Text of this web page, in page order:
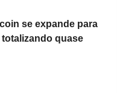
se expande para
quase